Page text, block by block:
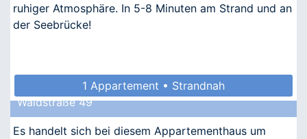
ruhiger Atmosphäre. In 5-8 Minuten am Strand und an
der Seebrücke!
1 Appartement • Strandnah
Waldstraße 49
Es handelt sich bei diesem Appartementhaus um